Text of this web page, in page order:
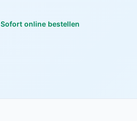
Sofort online bestellen